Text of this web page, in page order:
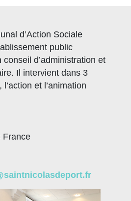
d’Action Sociale
public
d’administration et
Il intervient dans 3
et l’animation
France